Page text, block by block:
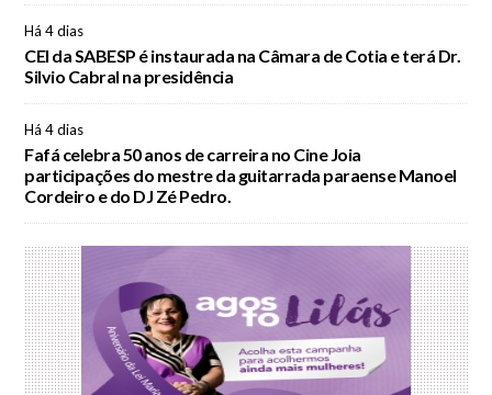
Há 4 dias
CEI da SABESP é instaurada na Câmara de Cotia e terá Dr.
Silvio Cabral na presidência
Há 4 dias
Fafá celebra 50 anos de carreira no Cine Joia
participações do mestre da guitarrada paraense Manoel
Cordeiro e do DJ Zé Pedro.